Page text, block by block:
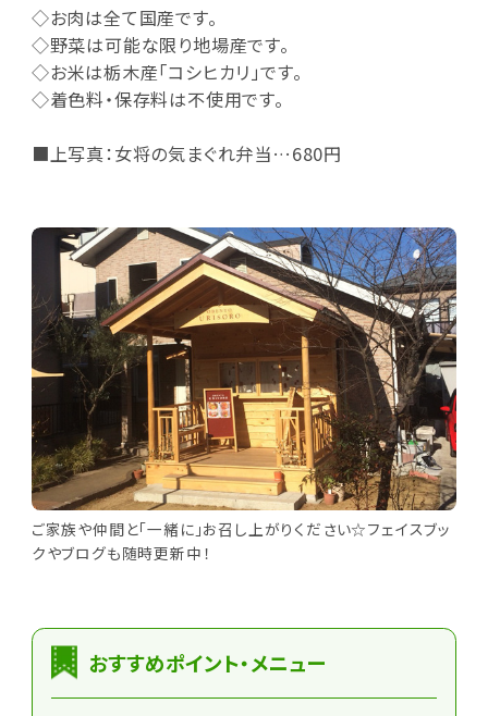
◇お肉は全て国産です。
◇野菜は可能な限り地場産です。
◇お米は栃木産「コシヒカリ」です。
◇着色料・保存料は不使用です。
■上写真：女将の気まぐれ弁当…680円
ご家族や仲間と「一緒に」お召し上がりください☆フェイスブッ
クやブログも随時更新中！
おすすめポイント・メニュー